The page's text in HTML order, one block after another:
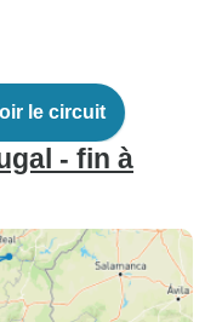
le circuit
- fin à